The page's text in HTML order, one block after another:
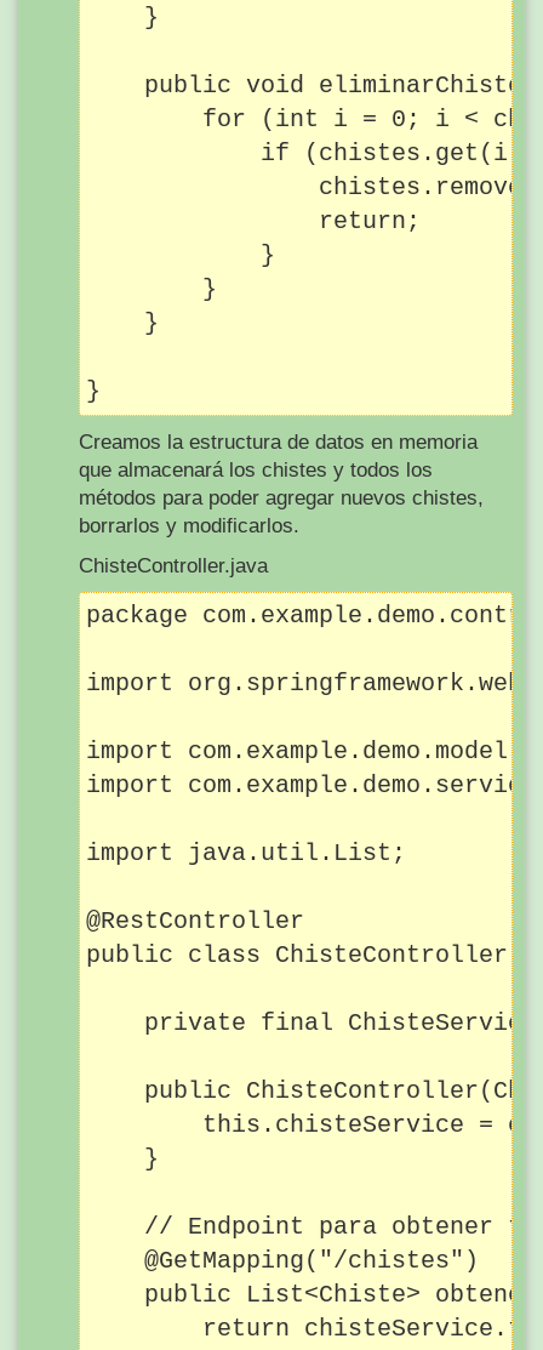
    }
public void
for (int i = 0; i <
if
                return;
            }
        }
    }
Creamos la estructura de datos en memoria
que almacenará los chistes y todos los
métodos para poder agregar nuevos chistes,
borrarlos y modificarlos.
ChisteController.java
package
import
import
import
import java.util.List;
@RestController
public class ChisteController {
private final
public
this.chisteService =
    }
// Endpoint para obtener
    @GetMapping("/chistes")
public List<Chiste>
return